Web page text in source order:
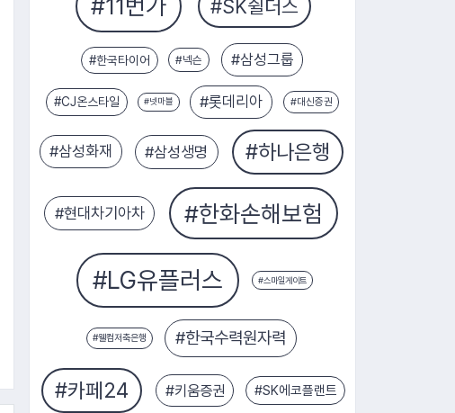
#한국타이어
#CJ온스타일
#SK에코플랜트
#엔씨소프트
#삼성물산